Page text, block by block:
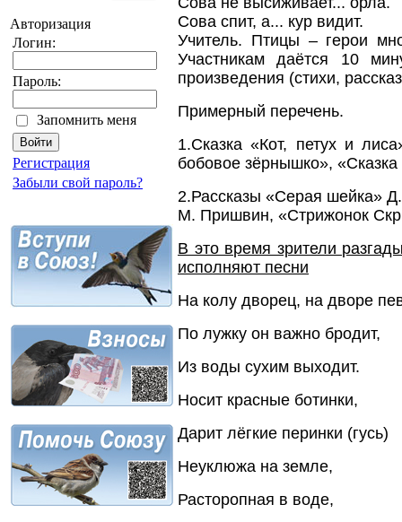
Авторизация
Логин:
Пароль:
Запомнить меня
Регистрация
Забыли свой пароль?
Сова спит, а... кур видит.
Учитель. Птицы – герои
Участникам даётся 10
произведения (стихи,
Примерный перечень.
1.Сказка «Кот, петух и
бобовое зёрнышко»,
2.Рассказы «Серая шейка»
М. Пришвин, «Стрижонок
В это время зрители
исполняют песни
На колу дворец, на дворе
По лужку он важно бродит,
Из воды сухим выходит.
Носит красные ботинки,
Дарит лёгкие перинки (гусь)
Неуклюжа на земле,
Расторопная в воде,